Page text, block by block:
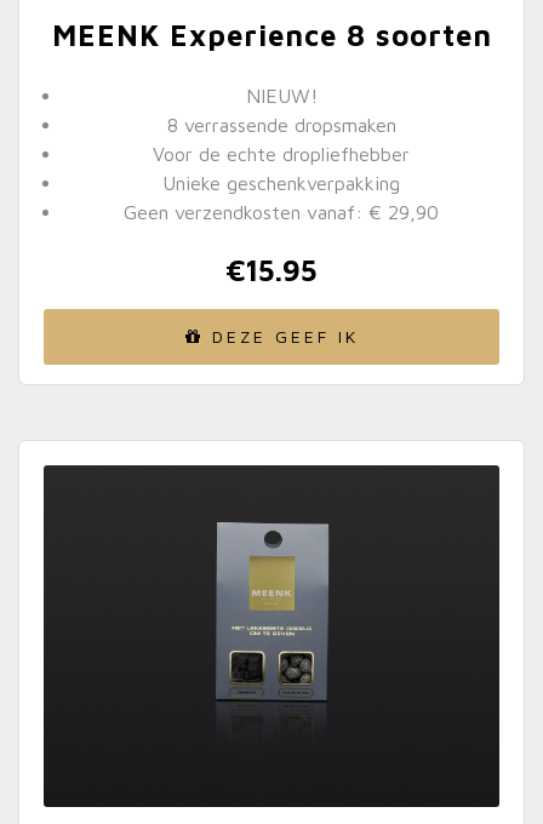
MEENK Experience 8 soorten
NIEUW!
8 verrassende dropsmaken
Voor de echte dropliefhebber
Unieke geschenkverpakking
Geen verzendkosten vanaf: € 29,90
€15.95
DEZE GEEF IK